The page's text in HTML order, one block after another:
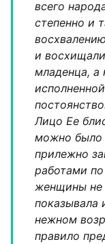
всего
степенно и
и
младенца, а
Лицо Ее
можно было
прилежно
работами
женщины не
показывала
нежном
правило